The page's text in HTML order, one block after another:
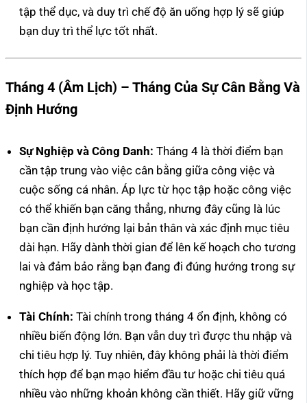
tập thể dục, và duy trì chế độ ăn uống hợp lý sẽ giúp
bạn duy trì thể lực tốt nhất.
Tháng 4 (Âm Lịch) – Tháng Của Sự Cân Bằng Và
Định Hướng
Sự Nghiệp và Công Danh: Tháng 4 là thời điểm bạn
cần tập trung vào việc cân bằng giữa công việc và
cuộc sống cá nhân. Áp lực từ học tập hoặc công việc
có thể khiến bạn căng thẳng, nhưng đây cũng là lúc
bạn cần định hướng lại bản thân và xác định mục tiêu
dài hạn. Hãy dành thời gian để lên kế hoạch cho tương
lai và đảm bảo rằng bạn đang đi đúng hướng trong sự
nghiệp và học tập.
Tài Chính: Tài chính trong tháng 4 ổn định, không có
nhiều biến động lớn. Bạn vẫn duy trì được thu nhập và
chi tiêu hợp lý. Tuy nhiên, đây không phải là thời điểm
thích hợp để bạn mạo hiểm đầu tư hoặc chi tiêu quá
nhiều vào những khoản không cần thiết. Hãy giữ vững